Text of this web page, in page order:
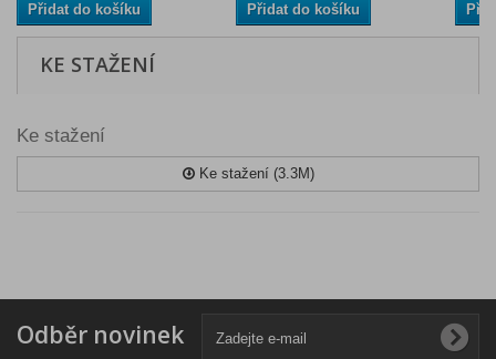
Přidat do košíku Přidat do košíku
KE STAŽENÍ
Ke stažení
Ke stažení (3.3M)
Odběr novinek